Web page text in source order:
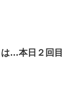
は…本日２回